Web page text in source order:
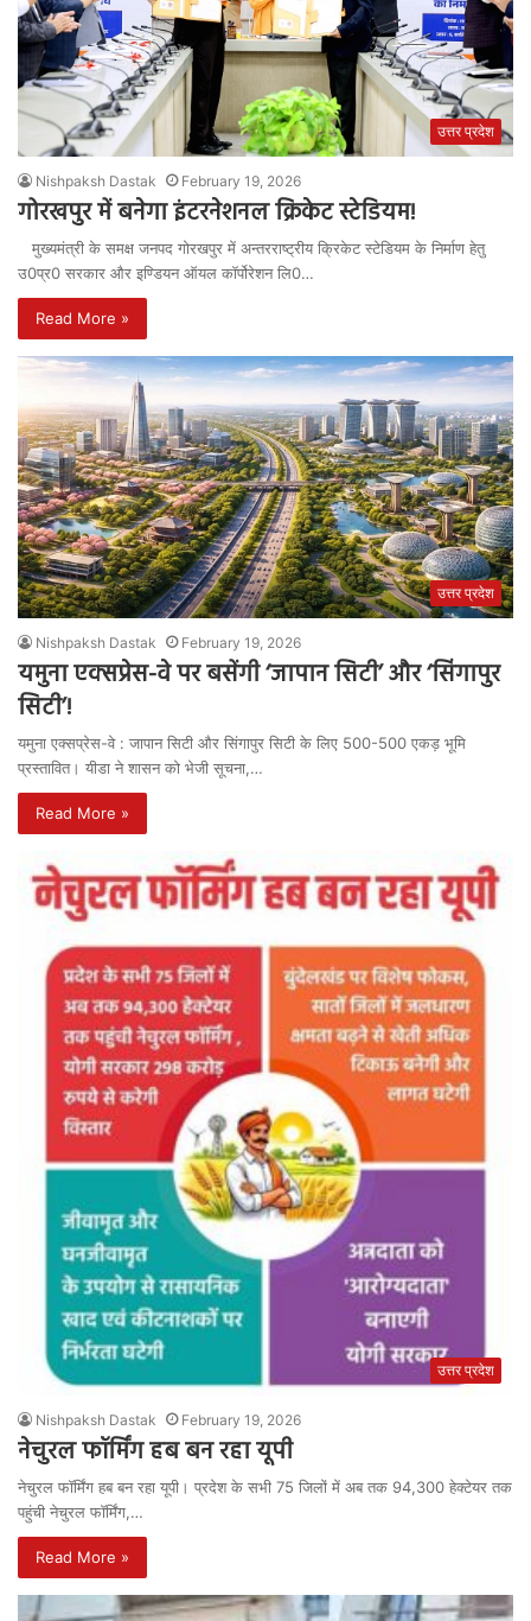
उत्तर प्रदेश
Nishpaksh Dastak February 19, 2026
गोरखपुर में बनेगा इंटरनेशनल क्रिकेट स्टेडियम!
मुख्यमंत्री के समक्ष जनपद गोरखपुर में अन्तरराष्ट्रीय क्रिकेट स्टेडियम के निर्माण हेतु
उ0प्र0 सरकार और इण्डियन ऑयल कॉर्पोरेशन लि0…
Read More »
उत्तर प्रदेश
Nishpaksh Dastak February 19, 2026
यमुना एक्सप्रेस-वे पर बसेंगी ‘जापान सिटी’ और ‘सिंगापुर
सिटी’!
यमुना एक्सप्रेस-वे : जापान सिटी और सिंगापुर सिटी के लिए 500-500 एकड़ भूमि
प्रस्तावित। यीडा ने शासन को भेजी सूचना,…
Read More »
उत्तर प्रदेश
Nishpaksh Dastak February 19, 2026
नेचुरल फॉर्मिंग हब बन रहा यूपी
नेचुरल फॉर्मिंग हब बन रहा यूपी। प्रदेश के सभी 75 जिलों में अब तक 94,300 हेक्टेयर तक
पहुंची नेचुरल फॉर्मिंग,…
Read More »